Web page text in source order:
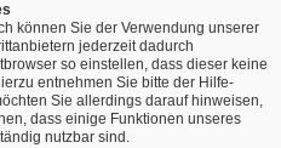
können Sie der Verwendung unserer
jederzeit dadurch
so einstellen, dass dieser keine
entnehmen Sie bitte der Hilfe-
Sie allerdings darauf hinweisen,
dass einige Funktionen unseres
nutzbar sind.